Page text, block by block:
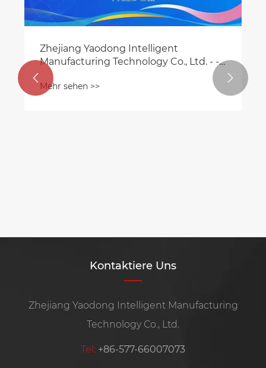
Zhejiang Yaodong Intelligent
Manufacturing Technology Co., Ltd. - -
Einladen Sie aufrichtig zur 29. kleinen
Motorausstellung
Mehr sehen >>
 
Kontaktiere Uns
Zhejiang Yaodong Intelligent Manufacturing
Technology Co., Ltd.
Tel: +86-577-66007073